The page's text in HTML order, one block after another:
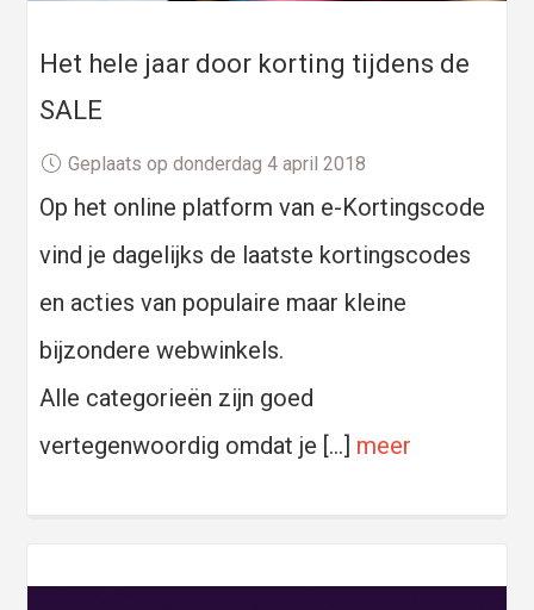
Het hele jaar door korting tijdens de
SALE
Geplaats op donderdag 4 april 2018
Op het online platform van e-Kortingscode
vind je dagelijks de laatste kortingscodes
en acties van populaire maar kleine
bijzondere webwinkels.
Alle categorieën zijn goed
vertegenwoordig omdat je […] meer